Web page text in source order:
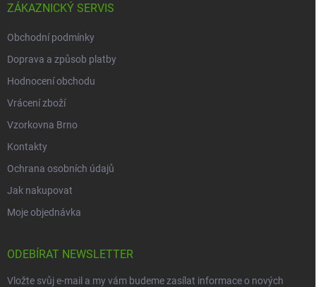
ZÁKAZNICKÝ SERVIS
Obchodní podmínky
Doprava a způsob platby
Hodnocení obchodu
Vrácení zboží
Vzorkovna Brno
Kontakty
Ochrana osobních údajů
Jak nakupovat
Moje objednávka
ODEBÍRAT NEWSLETTER
Vložte svůj e-mail a my vám budeme zasílat informace o nových